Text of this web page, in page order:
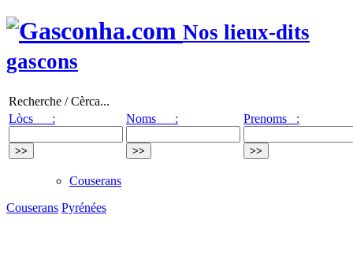
Nos lieux-dits
gascons
Recherche / Cèrca...
Lòcs :
Noms : Prenoms :
Couserans
Couserans Pyrénées